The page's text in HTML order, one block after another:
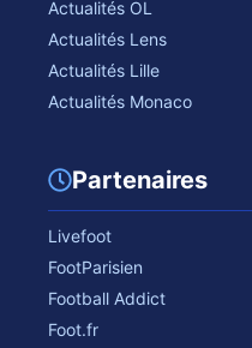
Actualités OL
Actualités Lens
Actualités Lille
Actualités Monaco
Partenaires
Livefoot
FootParisien
Football Addict
Foot.fr